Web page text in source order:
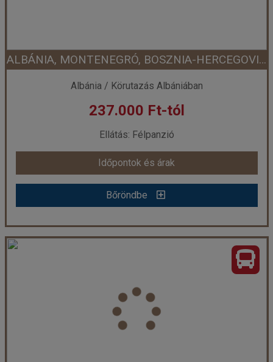
ALBÁNIA, MONTENEGRÓ, BOSZNIA-HERCEGOVINA UTAZÁS BUSSZAL
Albánia / Körutazás Albániában
237.000 Ft-tól
Ellátás: Félpanzió
Időpontok és árak
Bőröndbe
ALBÁNIA, MONTENEGRÓ, BOSZNIA-HERCEGOVINA UTAZÁS BUSSZAL
Körutazás Albániában
Utazás módja:Busszal
Ellátás:
Félpanzió
Szálláskategória:
Program szerint